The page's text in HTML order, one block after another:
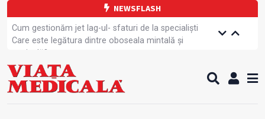
NEWSFLASH
Cum gestionăm jet lag-ul- sfaturi de la specialiști
Care este legătura dintre oboseala mintală și
caniculă?
Campanie de prevenție dedicată sportivelor
Un nou studiu pentru testarea unui vaccin împotriva
tulpinei Bundibugyo a virusului Ebola